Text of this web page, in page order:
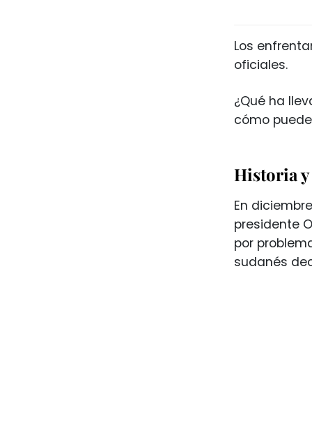
Los
oficiales.
¿Qué ha
cómo
Historia y
En
presidente
por
sudanés